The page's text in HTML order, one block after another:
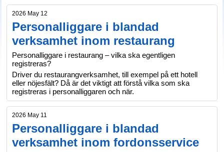
2026 May 12
Personalliggare i blandad
verksamhet inom restaurang
Personalliggare i restaurang – vilka ska egentligen
registreras?
Driver du restaurangverksamhet, till exempel på ett hotell
eller nöjesfält? Då är det viktigt att förstå vilka som ska
registreras i personalliggaren och när.
2026 May 11
Personalliggare i blandad
verksamhet inom fordonsservice